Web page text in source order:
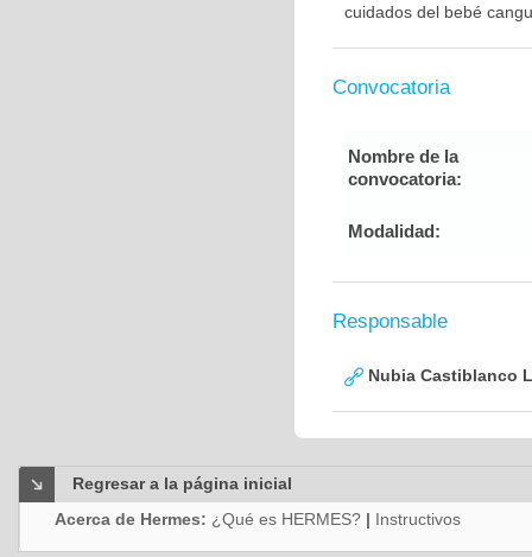
cuidados del bebé
Convocatoria
Nombre de la
convocatoria:
Modalidad:
Responsable
Nubia Castiblanco
Regresar a la página inicial
Acerca de Hermes: ¿Qué es HERMES? | Instructivos